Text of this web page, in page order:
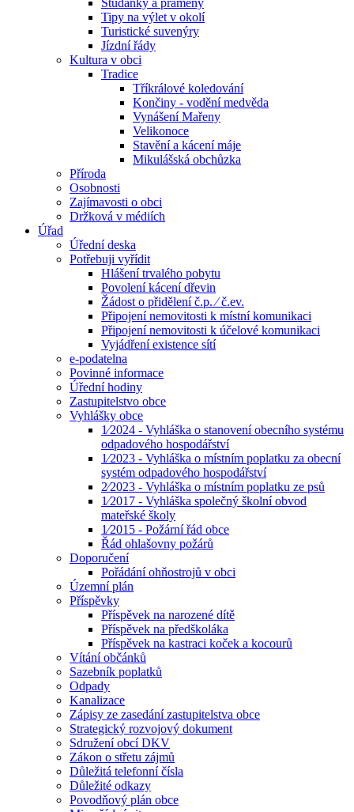
Studánky a prameny
Tipy na výlet v okolí
Turistické suvenýry
Jízdní řády
Kultura v obci
Tradice
Tříkrálové koledování
Končiny - vodění medvěda
Vynášení Mařeny
Velikonoce
Stavění a kácení máje
Mikulášská obchůzka
Příroda
Osobnosti
Zajímavosti o obci
Držková v médiích
Úřad
Úřední deska
Potřebuji vyřídit
Hlášení trvalého pobytu
Povolení kácení dřevin
Žádost o přidělení č.p. ⁄ č.ev.
Připojení nemovitosti k místní komunikaci
Připojení nemovitosti k účelové komunikaci
Vyjádření existence sítí
e-podatelna
Povinné informace
Úřední hodiny
Zastupitelstvo obce
Vyhlášky obce
1⁄2024 - Vyhláška o stanovení obecního systému
odpadového hospodářství
1⁄2023 - Vyhláška o místním poplatku za obecní
systém odpadového hospodářství
2⁄2023 - Vyhláška o místním poplatku ze psů
1⁄2017 - Vyhláška společný školní obvod
mateřské školy
1⁄2015 - Požární řád obce
Řád ohlašovny požárů
Doporučení
Pořádání ohňostrojů v obci
Územní plán
Příspěvky
Příspěvek na narozené dítě
Příspěvek na předškoláka
Příspěvek na kastraci koček a kocourů
Vítání občánků
Sazebník poplatků
Odpady
Kanalizace
Zápisy ze zasedání zastupitelstva obce
Strategický rozvojový dokument
Sdružení obcí DKV
Zákon o střetu zájmů
Důležitá telefonní čísla
Důležité odkazy
Povodňový plán obce